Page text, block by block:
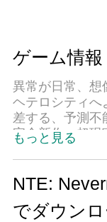
ゲーム情報
異常が日常、想
ヘテロシティへ
差する、予測不
完全新作、超現
の骨董屋「エイ
ら舞い込む依
豊かな仲間たち
もっと見る
NTE:
でダウン